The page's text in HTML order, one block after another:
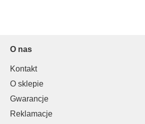
O nas
Kontakt
O sklepie
Gwarancje
Reklamacje